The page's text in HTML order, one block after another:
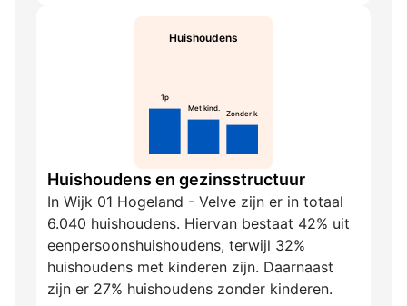
Huishoudens
1p
Met kind.
Zonder k.
Huishoudens en gezinsstructuur
In Wijk 01 Hogeland - Velve zijn er in totaal
6.040 huishoudens. Hiervan bestaat 42% uit
eenpersoonshuishoudens, terwijl 32%
huishoudens met kinderen zijn. Daarnaast
zijn er 27% huishoudens zonder kinderen.